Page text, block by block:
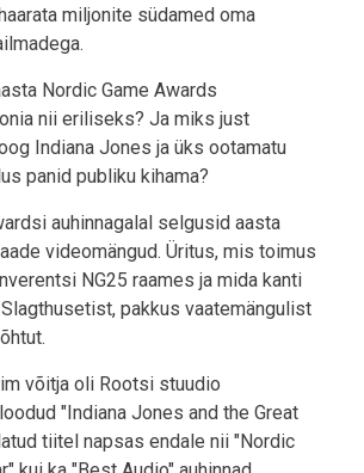
miljonite südamed oma
Nordic Game Awards
nii eriliseks? Ja miks just
Indiana Jones ja üks ootamatu
panid publiku kihama?
auhinnagalal selgusid aasta
videomängud. Üritus, mis toimus
NG25 raames ja mida kanti
pakkus vaatemängulist
võitja oli Rootsi stuudio
"Indiana Jones and the Great
tiitel napsas endale nii "Nordic